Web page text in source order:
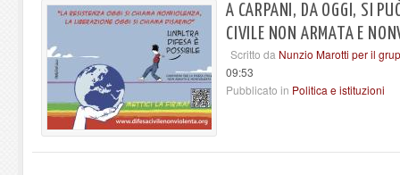
A CARPANI, DA OGGI, SI
CIVILE NON ARMATA E
Scritto da Nunzio Marotti per il
09:53
Pubblicato in Politica e istituzioni